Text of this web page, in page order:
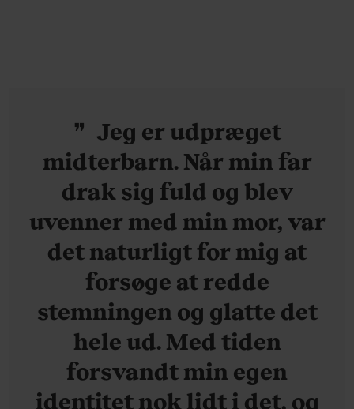
Jeg er udpræget
midterbarn. Når min far
drak sig fuld og blev
uvenner med min mor, var
det naturligt for mig at
forsøge at redde
stemningen og glatte det
hele ud. Med tiden
forsvandt min egen
identitet nok lidt i det, og